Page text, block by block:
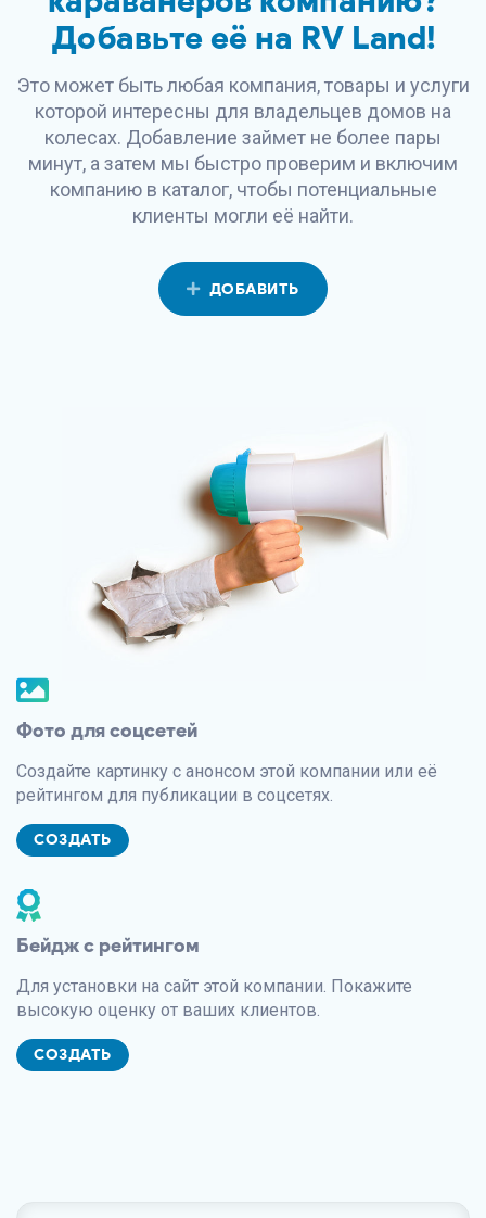
Добавьте её на RV Land!
Это может быть любая компания, товары и услуги
которой интересны для владельцев домов на
колесах. Добавление займет не более пары
минут, а затем мы быстро проверим и включим
компанию в каталог, чтобы потенциальные
клиенты могли её найти.
ДОБАВИТЬ
Фото для соцсетей
Создайте картинку с анонсом этой компании или её
рейтингом для публикации в соцсетях.
СОЗДАТЬ
Бейдж с рейтингом
Для установки на сайт этой компании. Покажите
высокую оценку от ваших клиентов.
СОЗДАТЬ